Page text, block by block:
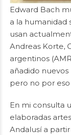
Edward Bach
a la humanidad
usan
Andreas Korte,
argentinos
añadido
pero no por
En mi consulta
elaboradas
Andalusí a